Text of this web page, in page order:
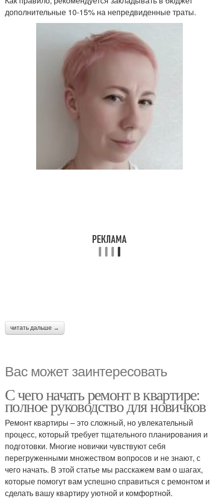
дополнительные 10-15% на непредвиденные траты.
читать дальше →
Вас может заинтересовать
С чего начать ремонт в квартире:
полное руководство для новичков
Ремонт квартиры – это сложный, но увлекательный
процесс, который требует тщательного планирования и
подготовки. Многие новички чувствуют себя
перегруженными множеством вопросов и не знают, с
чего начать. В этой статье мы расскажем вам о шагах,
которые помогут вам успешно справиться с ремонтом и
сделать вашу квартиру уютной и комфортной.